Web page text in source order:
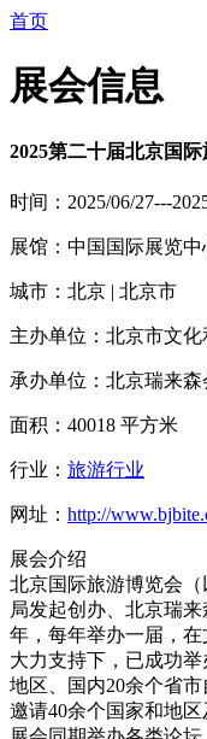
首页
展会信息
2025第二十届北京国
时间：2025/06/27---
展馆：中国国际展览
城市：北京 | 北京市
主办单位：北京市文化
承办单位：北京瑞来森
面积：40018 平方米
行业： 旅游行业
网址： http://
展会介绍
北京国际旅游博览会
局发起创办、北京瑞
年，每年举办一届，
大力支持下，已成功
地区、国内20余个省
邀请40余个国家和地区